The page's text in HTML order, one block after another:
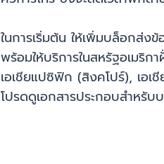
ในการเริ่มต้น ให้เพิ่มบล็อกส่
พร้อมให้บริการในสหรัฐอเมริ
เอเชียแปซิฟิก (สิงคโปร์), เอ
โปรดดูเอกสารประกอบสำหรั